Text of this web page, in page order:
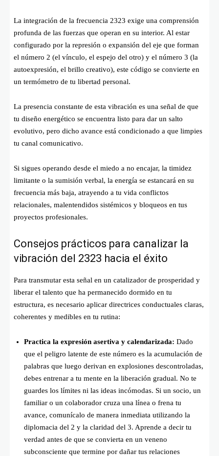
La integración de la frecuencia 2323 exige una comprensión
profunda de las fuerzas que operan en su interior. Al estar
configurado por la represión o expansión del eje que forman
el número 2 (el vínculo, el espejo del otro) y el número 3 (la
autoexpresión, el brillo creativo), este código se convierte en
un termómetro de tu libertad personal.
La presencia constante de esta vibración es una señal de que
tu diseño energético se encuentra listo para dar un salto
evolutivo, pero dicho avance está condicionado a que limpies
tu canal comunicativo.
Si sigues operando desde el miedo a no encajar, la timidez
limitante o la sumisión verbal, la energía se estancará en su
frecuencia más baja, atrayendo a tu vida conflictos
relacionales, malentendidos sistémicos y bloqueos en tus
proyectos profesionales.
Consejos prácticos para canalizar la
vibración del 2323 hacia el éxito
Para transmutar esta señal en un catalizador de prosperidad y
liberar el talento que ha permanecido dormido en tu
estructura, es necesario aplicar directrices conductuales claras,
coherentes y medibles en tu rutina:
Practica la expresión asertiva y calendarizada: Dado
que el peligro latente de este número es la acumulación de
palabras que luego derivan en explosiones descontroladas,
debes entrenar a tu mente en la liberación gradual. No te
guardes los límites ni las ideas incómodas. Si un socio, un
familiar o un colaborador cruza una línea o frena tu
avance, comunícalo de manera inmediata utilizando la
diplomacia del 2 y la claridad del 3. Aprende a decir tu
verdad antes de que se convierta en un veneno
subconsciente que termine por dañar tus relaciones